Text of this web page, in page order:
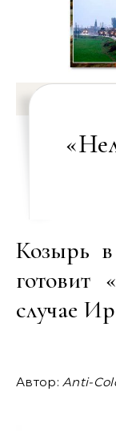
Козырь
готовит
случае
Автор:Anti-